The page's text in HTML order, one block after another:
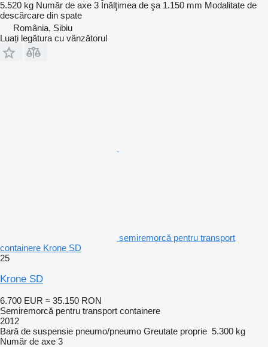
5.520 kg Număr de axe 3 Înălţimea de şa 1.150 mm Modalitate de
descărcare din spate
România, Sibiu
Luați legătura cu vânzătorul
semiremorcă pentru transport
containere Krone SD
25
Krone SD
6.700 EUR ≈ 35.150 RON
Semiremorcă pentru transport containere
2012
Bară de suspensie pneumo/pneumo Greutate proprie 5.300 kg
Număr de axe 3